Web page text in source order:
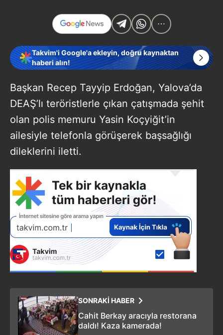
Takvim'i Google'a ekleyin, doğru kaynaktan
haberi alın!
Başkan Recep Tayyip Erdoğan, Yalova’da
DEAŞ’lı teröristlerle çıkan çatışmada şehit
olan polis memuru Yasin Koçyiğit’in
ailesiyle telefonla görüşerek başsağlığı
dileklerini iletti.
SONRAKİ HABER
Cahit Berkay aracıyla restorana
daldı! Kaza kamerada!